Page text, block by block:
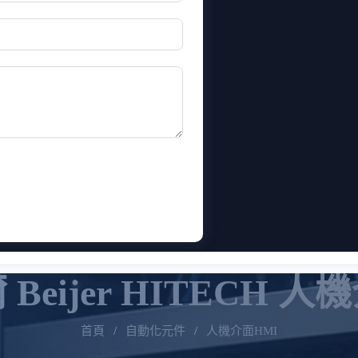
Beijer HITECH 人
首頁 / 自動化元件 / 人機介面HMI